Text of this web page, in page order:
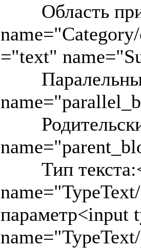
="text"
параметр<input